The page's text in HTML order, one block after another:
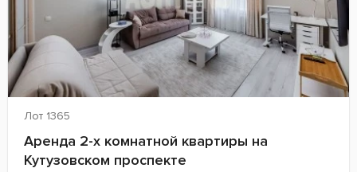
Лот 1365
Аренда 2-х комнатной квартиры на
Кутузовском проспекте